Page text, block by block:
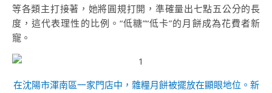
等各類主打接著，她將圓規打開，準確量出七點五公分的長
度，這代表理性的比例。“低糖”“低卡”的月餅成為花費者新
寵。
在沈陽市渾南區一家門店中，雜糧月餅被擺放在顯眼地位。新